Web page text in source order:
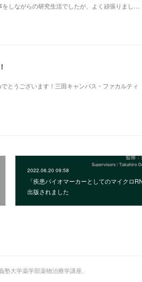
しながらの研究生活でしたが、よく頑張りまし…
とうございます！三田キャンパス・ファカルティ
2022.06.20 09:58
「疾患バイオマーカーとしてのマイクロ
出版されました
塾大学薬学部薬物治療学講座.